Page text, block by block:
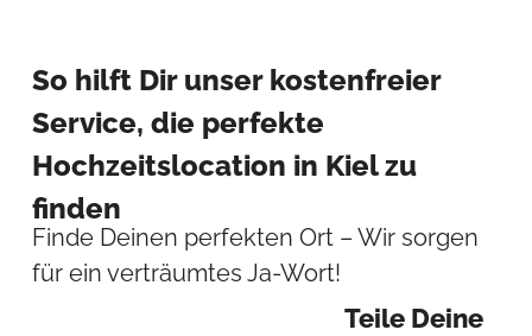
So hilft Dir unser kostenfreier
Service, die perfekte
Hochzeitslocation in Kiel zu
finden
Finde Deinen perfekten Ort – Wir sorgen
für ein verträumtes Ja-Wort!
Teile Deine